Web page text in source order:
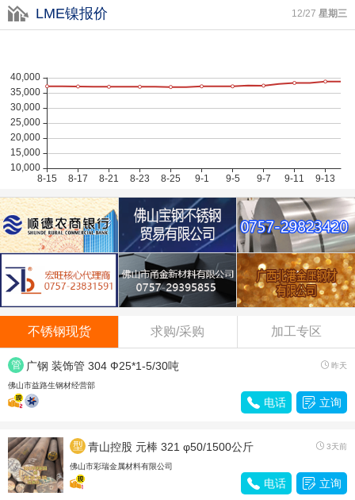
东特304/No.1 13300 0.00
联众LH/2B 8800 0.00
酒钢304/2B
LME镍报价 12/27 星期三
不锈钢现货 求购/采购 加工专区
管
材
广钢 装饰管 304 Ф25*1-5/30吨  昨天
佛山市益路生钢材经营部
 电话  立询
型
材
青山控股 元棒 321 φ50/1500公斤  3天前
佛山市彩瑞金属材料有限公司
 电话  立询